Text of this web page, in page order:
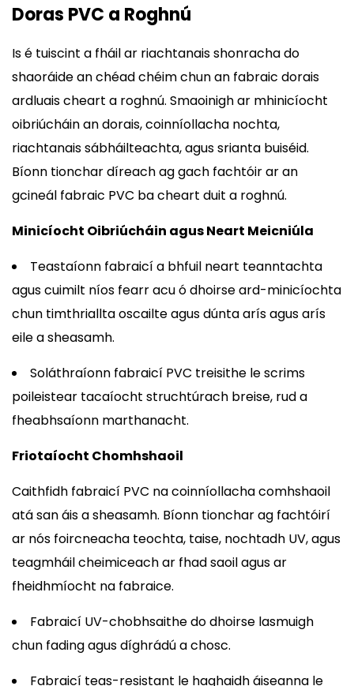
Doras PVC a Roghnú
Is é tuiscint a fháil ar riachtanais shonracha do
shaoráide an chéad chéim chun an fabraic dorais
ardluais cheart a roghnú. Smaoinigh ar mhinicíocht
oibriúcháin an dorais, coinníollacha nochta,
riachtanais sábháilteachta, agus srianta buiséid.
Bíonn tionchar díreach ag gach fachtóir ar an
gcineál fabraic PVC ba cheart duit a roghnú.
Minicíocht Oibriúcháin agus Neart Meicniúla
Teastaíonn fabraicí a bhfuil neart teanntachta
agus cuimilt níos fearr acu ó dhoirse ard-minicíochta
chun timthriallta oscailte agus dúnta arís agus arís
eile a sheasamh.
Soláthraíonn fabraicí PVC treisithe le scrims
poileistear tacaíocht struchtúrach breise, rud a
fheabhsaíonn marthanacht.
Friotaíocht Chomhshaoil
Caithfidh fabraicí PVC na coinníollacha comhshaoil
atá san áis a sheasamh. Bíonn tionchar ag fachtóirí
ar nós foircneacha teochta, taise, nochtadh UV, agus
teagmháil cheimiceach ar fhad saoil agus ar
fheidhmíocht na fabraice.
Fabraicí UV-chobhsaithe do dhoirse lasmuigh
chun fading agus díghrádú a chosc.
Fabraicí teas-resistant le haghaidh áiseanna le